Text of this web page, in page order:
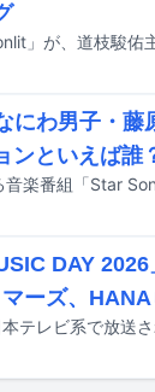
」が、道枝駿佑
にわ男子・
ンといえば誰
DAY
ーズ、